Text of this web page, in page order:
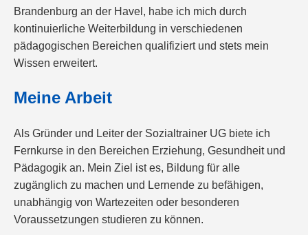
Brandenburg an der Havel, habe ich mich durch
kontinuierliche Weiterbildung in verschiedenen
pädagogischen Bereichen qualifiziert und stets mein
Wissen erweitert.
Meine Arbeit
Als Gründer und Leiter der Sozialtrainer UG biete ich
Fernkurse in den Bereichen Erziehung, Gesundheit und
Pädagogik an. Mein Ziel ist es, Bildung für alle
zugänglich zu machen und Lernende zu befähigen,
unabhängig von Wartezeiten oder besonderen
Voraussetzungen studieren zu können.